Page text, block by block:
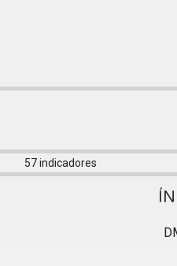
57 indicadores